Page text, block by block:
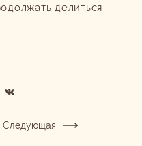
делиться
Следующая